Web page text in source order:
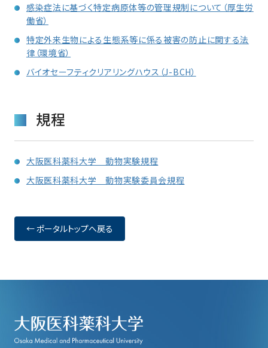
感染症法に基づく特定病原体等の管理規制について（厚生労
働省）
特定外来生物による生態系等に係る被害の防止に関する法
律（環境省）
バイオセーフティクリアリングハウス（J-BCH）
規程
大阪医科薬科大学 動物実験規程
大阪医科薬科大学 動物実験委員会規程
← ポータルトップへ戻る